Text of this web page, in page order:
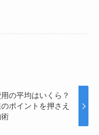
の平均はいくら？
ポイントを押さえ